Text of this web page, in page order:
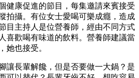
健康促進的節目，每集邀請來賓接受
拍攝。有位女士愛喝可樂成癮，造成
目主持人是位營養師，經由不同方式
喜歡喝有味道的飲料。營養師建議當
她也接受。
讓長輩解饞，但是否要做一大鍋？是